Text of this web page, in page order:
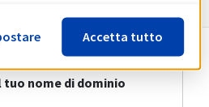
nome di dominio
Accetta tutto